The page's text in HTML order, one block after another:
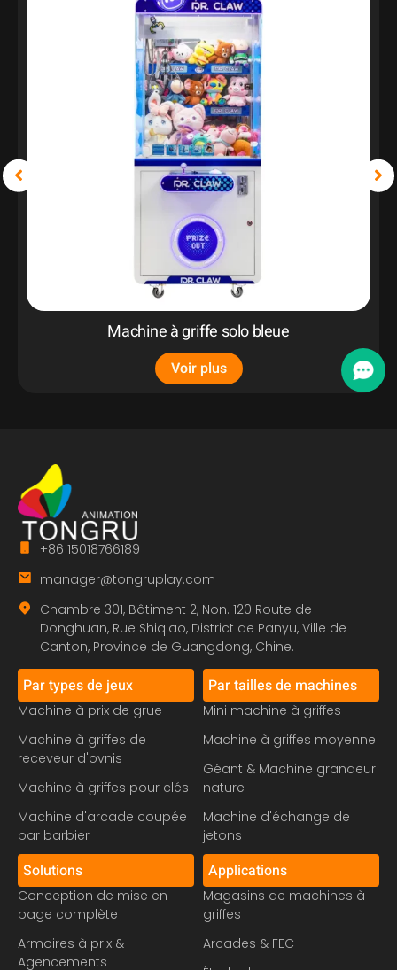
Machine à griffe solo bleue
Voir plus
+86 15018766189
manager@tongruplay.com
Chambre 301, Bâtiment 2, Non. 120 Route de
Donghuan, Rue Shiqiao, District de Panyu, Ville de
Canton, Province de Guangdong, Chine.
Par types de jeux
Machine à prix de grue
Machine à griffes de
receveur d'ovnis
Machine à griffes pour clés
Machine d'arcade coupée
par barbier
Par tailles de machines
Mini machine à griffes
Machine à griffes moyenne
Géant & Machine grandeur
nature
Machine d'échange de
jetons
Solutions
Conception de mise en
page complète
Armoires à prix &
Agencements
Applications
Magasins de machines à
griffes
Arcades & FEC